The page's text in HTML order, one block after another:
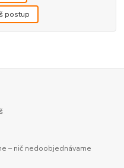
postup
– nič nedoobjednávame